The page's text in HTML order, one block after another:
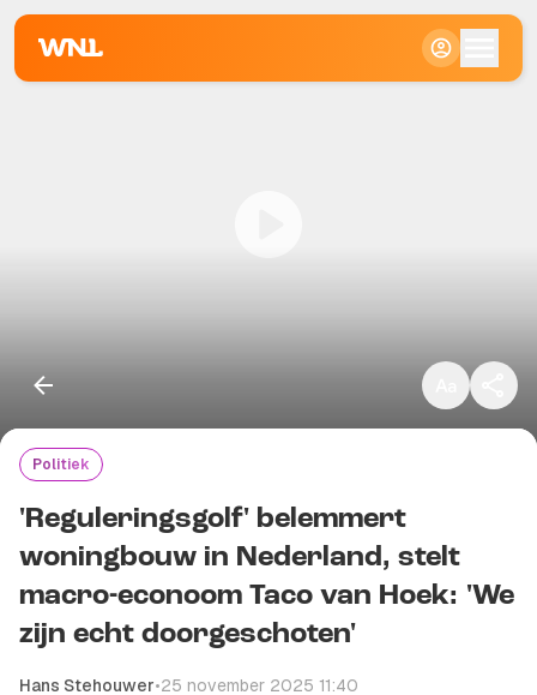
Politiek
'Reguleringsgolf' belemmert
woningbouw in Nederland, stelt
macro-econoom Taco van Hoek: 'We
zijn echt doorgeschoten'
Hans Stehouwer•25 november 2025 11:40